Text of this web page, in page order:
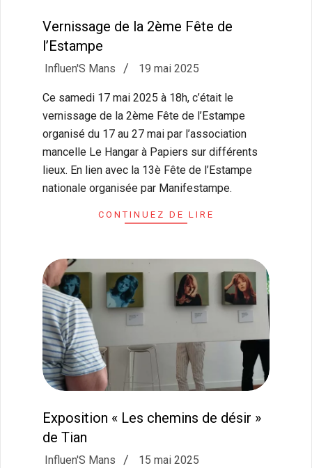
Vernissage de la 2ème Fête de
l’Estampe
2025-
19
Influen'S Mans 19 mai 2025
Ce samedi 17 mai 2025 à 18h, c’était le
vernissage de la 2ème Fête de l’Estampe
organisé du 17 au 27 mai par l’association
mancelle Le Hangar à Papiers sur différents
lieux. En lien avec la 13è Fête de l’Estampe
nationale organisée par Manifestampe.
CONTINUEZ DE LIRE
Exposition « Les chemins de désir »
de Tian
2025-
Influen'S Mans 15 mai 2025